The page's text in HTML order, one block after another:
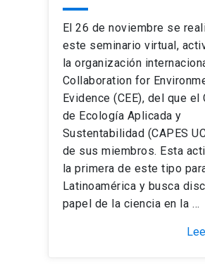
El 26 de noviembre se
este seminario virtual,
la organización
Collaboration for
Evidence (CEE), del que el
de Ecología Aplicada y
Sustentabilidad (CAPES
de sus miembros. Esta
la primera de este tipo
Latinoamérica y busca
papel de la ciencia en la …